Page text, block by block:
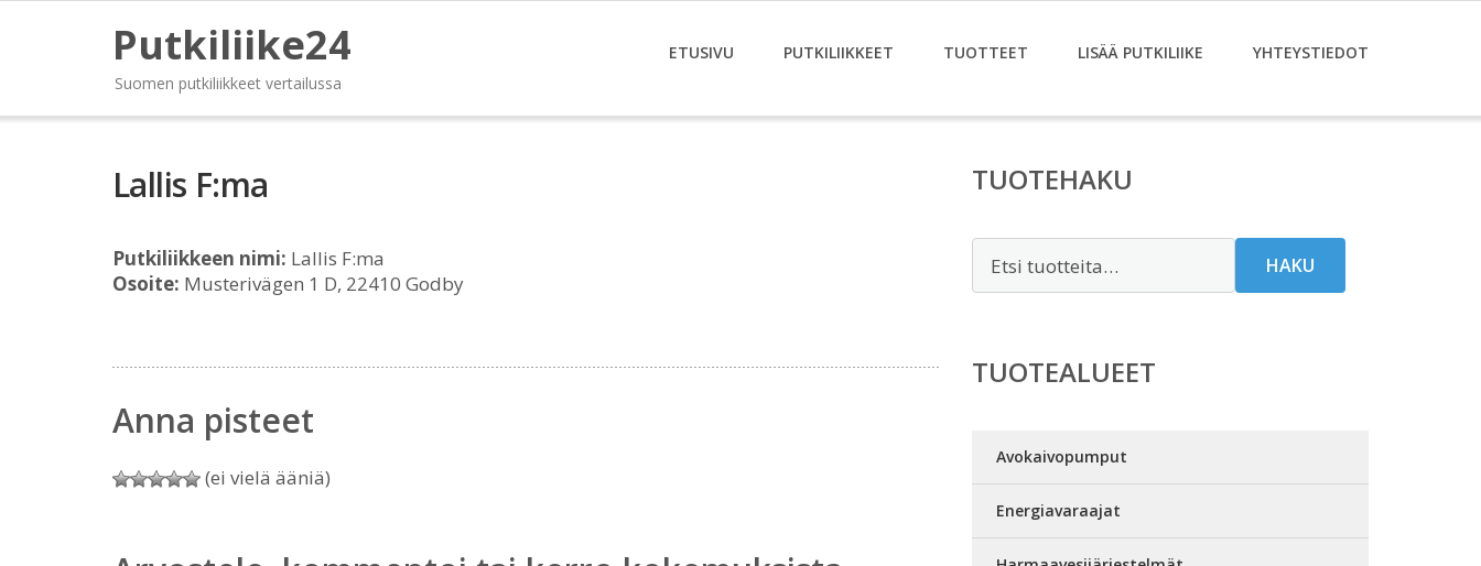
Putkiliike24
Suomen putkiliikkeet vertailussa
ETUSIVU PUTKILIIKKEET TUOTTEET LISÄÄ PUTKILIIKE YHTEYSTIEDOT
Lallis F:ma
Putkiliikkeen nimi: Lallis F:ma
Osoite: Musterivägen 1 D, 22410 Godby
Anna pisteet
(ei vielä ääniä)
TUOTEHAKU
HAKU
TUOTEALUEET
Avokaivopumput
Energiavaraajat